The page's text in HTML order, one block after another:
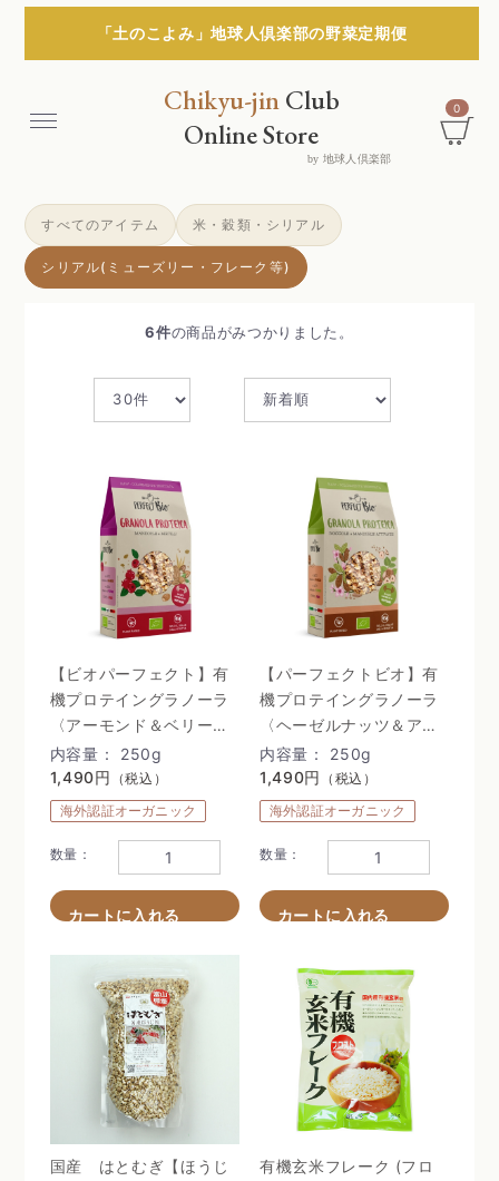
Menu
「土のこよみ」地球人倶楽部の野菜定期便
Chikyu-jinClub
Online Store
by 地球人倶楽部
0
すべてのアイテム 米・穀類・シリアル
シリアル(ミューズリー・フレーク等)
6件の商品がみつかりました。
【ビオパーフェクト】有
機プロテイングラノーラ
〈アーモンド＆ベリー〉
250g
内容量： 250g
1,490円 （税込）
海外認証オーガニック
数量：
【パーフェクトビオ】有
機プロテイングラノーラ
〈ヘーゼルナッツ＆アー
モンド〉250g
内容量： 250g
1,490円 （税込）
海外認証オーガニック
数量：
国産 はとむぎ【ほうじ
有機玄米フレーク (フロ